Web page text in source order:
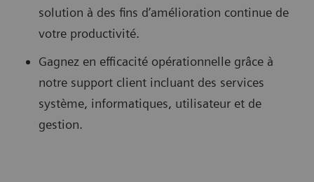
solution à des fins d’amélioration continue de
votre productivité.
Gagnez en efficacité opérationnelle grâce à
notre support client incluant des services
système, informatiques, utilisateur et de
gestion.